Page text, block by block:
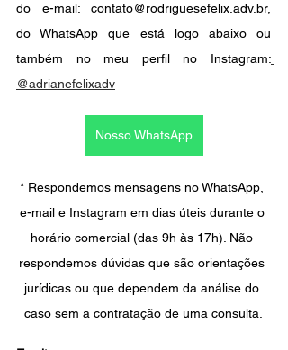
do e-mail: contato@rodriguesefelix.adv.br,
do WhatsApp que está logo abaixo ou
também no meu perfil no Instagram:
@adrianefelixadv
Nosso WhatsApp
* Respondemos mensagens no WhatsApp,
e-mail e Instagram em dias úteis durante o
horário comercial (das 9h às 17h). Não
respondemos dúvidas que são orientações
jurídicas ou que dependem da análise do
caso sem a contratação de uma consulta.